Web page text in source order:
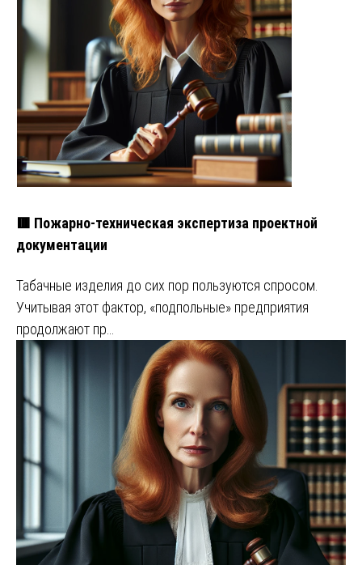
🟥 Пожарно-техническая экспертиза проектной
документации
Табачные изделия до сих пор пользуются спросом.
Учитывая этот фактор, «подпольные» предприятия
продолжают пр…